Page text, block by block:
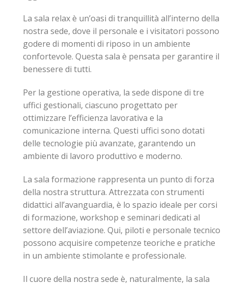
La sala relax è un’oasi di tranquillità all’interno della
nostra sede, dove il personale e i visitatori possono
godere di momenti di riposo in un ambiente
confortevole. Questa sala è pensata per garantire il
benessere di tutti.
Per la gestione operativa, la sede dispone di tre
uffici gestionali, ciascuno progettato per
ottimizzare l’efficienza lavorativa e la
comunicazione interna. Questi uffici sono dotati
delle tecnologie più avanzate, garantendo un
ambiente di lavoro produttivo e moderno.
La sala formazione rappresenta un punto di forza
della nostra struttura. Attrezzata con strumenti
didattici all’avanguardia, è lo spazio ideale per corsi
di formazione, workshop e seminari dedicati al
settore dell’aviazione. Qui, piloti e personale tecnico
possono acquisire competenze teoriche e pratiche
in un ambiente stimolante e professionale.
Il cuore della nostra sede è, naturalmente, la sala